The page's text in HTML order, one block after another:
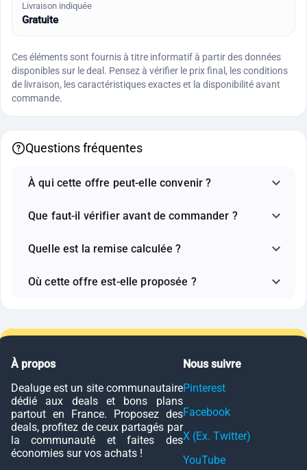
Livraison indiquée
Gratuite
Ces éléments sont fournis à titre informatif à partir des données
disponibles sur le deal. Pensez à vérifier le prix final, les conditions
de livraison, les caractéristiques exactes et la disponibilité avant
commande.
Questions fréquentes
À qui cette offre peut-elle convenir ?
Que faut-il vérifier avant de commander ?
Quelle est la remise calculée ?
Où cette offre est-elle proposée ?
À propos
Dealuge est un site communautaire
dédié aux deals et bons plans
partout en France. Proposez des
deals, profitez de ceux partagés par
la communauté et faites des
économies sur vos achats !
Nous suivre
Pinterest
Facebook
X (Ex. Twitter)
YouTube